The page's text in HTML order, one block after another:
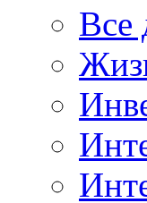
Все